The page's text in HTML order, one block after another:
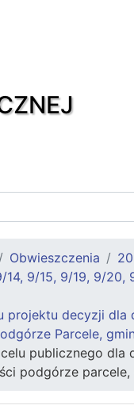
Obwieszczenia
9/15, 9/19, 9/
decyzji dla
Parcele,
publicznego dla
podgórze parcele,